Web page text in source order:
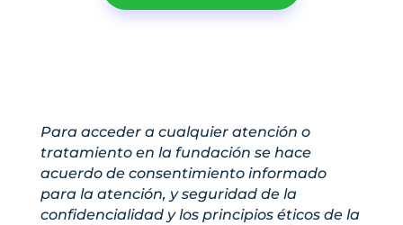
Para acceder a cualquier atención o
tratamiento en la fundación se hace
acuerdo de consentimiento informado
para la atención, y seguridad de la
confidencialidad y los principios éticos de la